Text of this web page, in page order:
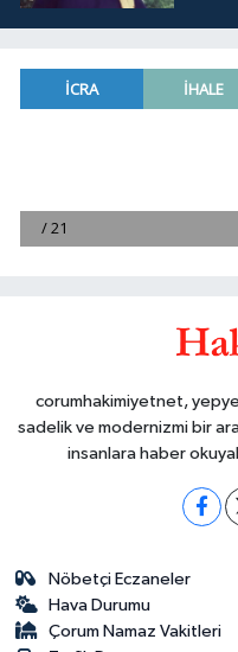
corumhakimiyetnet,
sadelik ve modernizmi bir
insanlara haber
Nöbetçi Eczaneler
Hava Durumu
Çorum Namaz Vakitleri